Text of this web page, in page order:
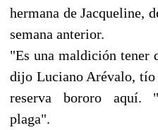
hermana de Jacqueline,
semana anterior.
"Es una maldición tener
dijo Luciano Arévalo, tío
reserva bororo aquí.
plaga".